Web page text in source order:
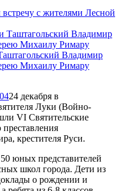
с жителями Лесной
Владимир
Михаилу Римару
24 декабря в
Луки (Войно-
VI Святительские
крестителя Руси.
юных представителей
школ города. Дети из
о рождении и